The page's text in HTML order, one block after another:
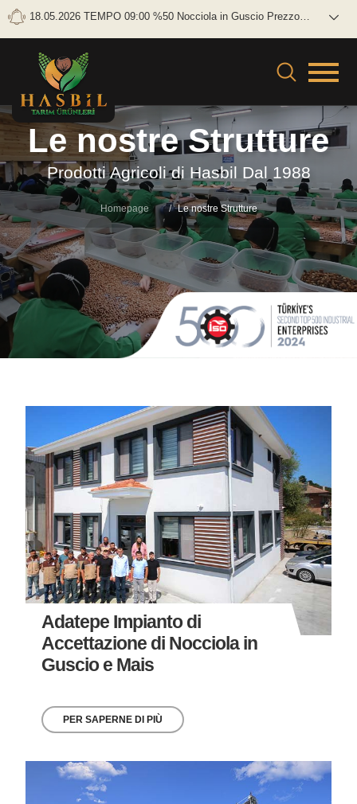
18.05.2026 TEMPO 09:00 %50 Nocciola in Guscio Prezzo
Le nostre Strutture
Prodotti Agricoli di Hasbil Dal 1988
Homepage Le nostre Strutture
Adatepe Impianto di
Accettazione di Nocciola in
Guscio e Mais
PER SAPERNE DI PIÙ